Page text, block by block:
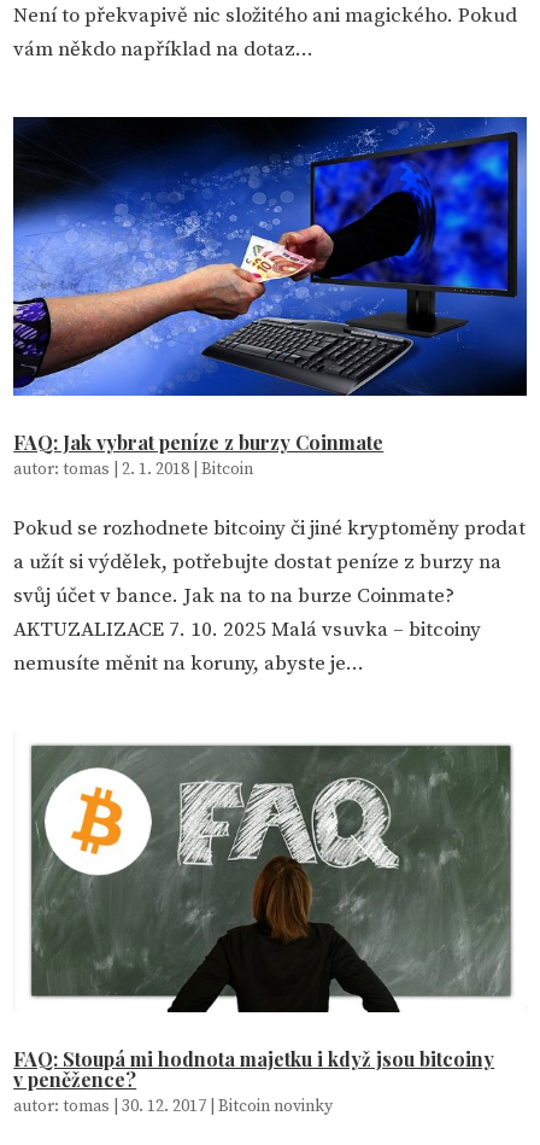
Není to překvapivě nic složitého ani magického. Pokud
vám někdo například na dotaz...
FAQ: Jak vybrat peníze z burzy Coinmate
autor:tomas |2. 1. 2018 |Bitcoin
Pokud se rozhodnete bitcoiny či jiné kryptoměny prodat
a užít si výdělek, potřebujte dostat peníze z burzy na
svůj účet v bance. Jak na to na burze Coinmate?
AKTUZALIZACE 7. 10. 2025 Malá vsuvka – bitcoiny
nemusíte měnit na koruny, abyste je...
FAQ: Stoupá mi hodnota majetku i když jsou bitcoiny
v peněžence?
autor:tomas |30. 12. 2017 |Bitcoin novinky